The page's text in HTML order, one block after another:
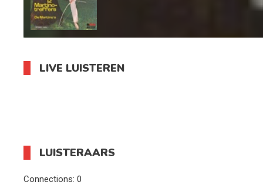
LIVE LUISTEREN
LUISTERAARS
Connections: 0